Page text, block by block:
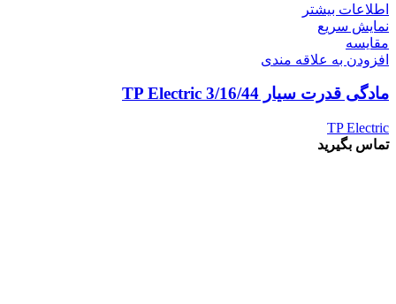
اطلاعات بیشتر
نمایش سریع
مقايسه
افزودن به علاقه مندی
مادگی قدرت سیار 3/16/44 TP Electric
TP Electric
تماس بگیرید